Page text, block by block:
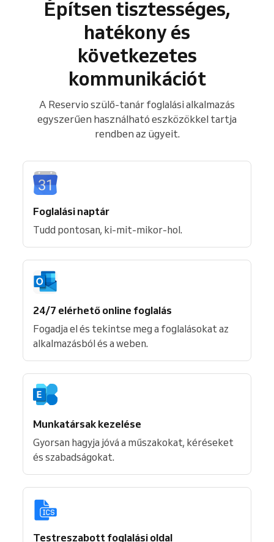
Építsen tisztességes,
hatékony és
következetes
kommunikációt
A Reservio szülő-tanár foglalási alkalmazás
egyszerűen használható eszközökkel tartja
rendben az ügyeit.
Foglalási naptár
Tudd pontosan, ki-mit-mikor-hol.
24/7 elérhető online foglalás
Fogadja el és tekintse meg a foglalásokat az
alkalmazásból és a weben.
Munkatársak kezelése
Gyorsan hagyja jóvá a műszakokat, kéréseket
és szabadságokat.
Testreszabott foglalási oldal